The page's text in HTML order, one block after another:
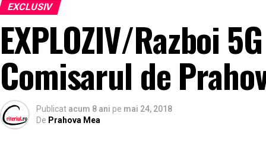
EXCLUSIV
EXPLOZIV/Razboi
Comisarul de
Publicat acum 8 ani pe mai 24, 2018
De Prahova Mea